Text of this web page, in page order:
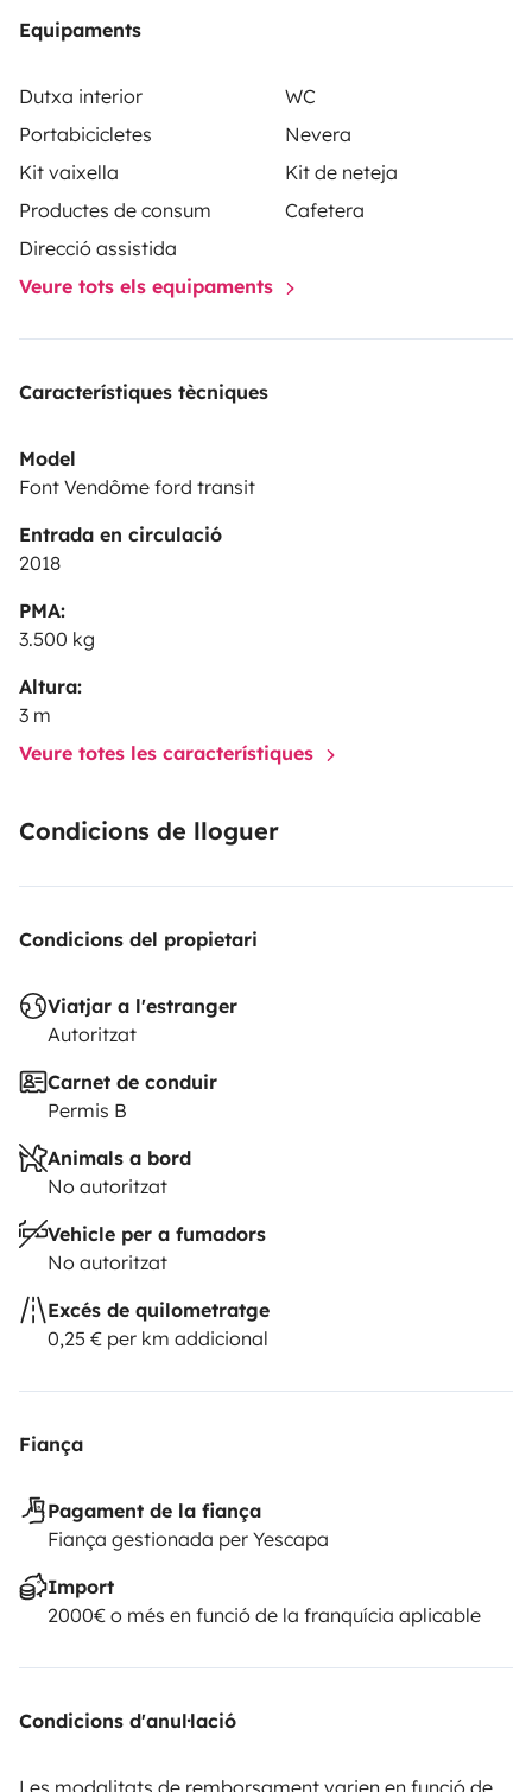
Equipaments
Dutxa interior
WC
Portabicicletes
Nevera
Kit vaixella
Kit de neteja
Productes de consum
Cafetera
Direcció assistida
Veure tots els equipaments
Característiques tècniques
Model
Font Vendôme ford transit
Entrada en circulació
2018
PMA:
3.500 kg
Altura:
3 m
Veure totes les característiques
Condicions de lloguer
Condicions del propietari
Viatjar a l'estranger
Autoritzat
Carnet de conduir
Permis B
Animals a bord
No autoritzat
Vehicle per a fumadors
No autoritzat
Excés de quilometratge
0,25 € per km addicional
Fiança
Pagament de la fiança
Fiança gestionada per Yescapa
Import
2000€ o més en funció de la franquícia aplicable
Condicions d'anul·lació
Les modalitats de remborsament varien en funció de